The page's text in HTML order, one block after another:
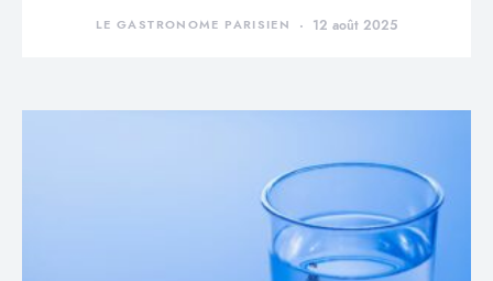
LE GASTRONOME PARISIEN 12 août 2025